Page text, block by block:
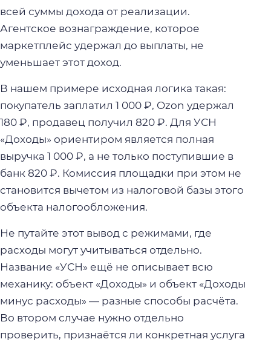
всей суммы дохода от реализации.
Агентское вознаграждение, которое
маркетплейс удержал до выплаты, не
уменьшает этот доход.
В нашем примере исходная логика такая:
покупатель заплатил 1 000 ₽, Ozon удержал
180 ₽, продавец получил 820 ₽. Для УСН
«Доходы» ориентиром является полная
выручка 1 000 ₽, а не только поступившие в
банк 820 ₽. Комиссия площадки при этом не
становится вычетом из налоговой базы этого
объекта налогообложения.
Не путайте этот вывод с режимами, где
расходы могут учитываться отдельно.
Название «УСН» ещё не описывает всю
механику: объект «Доходы» и объект «Доходы
минус расходы» — разные способы расчёта.
Во втором случае нужно отдельно
проверить, признаётся ли конкретная услуга